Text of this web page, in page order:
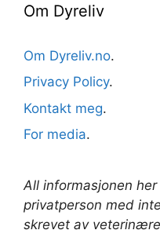
Om Dyreliv
Om Dyreliv.no.
Privacy Policy.
Kontakt meg.
For media.
All informasjonen
privatperson med
skrevet av